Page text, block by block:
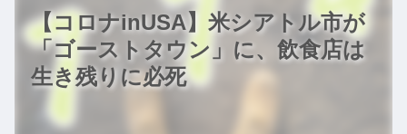
【コロナinUSA】米シアトル市が
「ゴーストタウン」に、飲食店は
生き残りに必死